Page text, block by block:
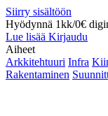
Siirry sisältöön
Hyödynnä 1kk/0€
Lue lisää Kirjaudu
Aiheet
Arkkitehtuuri Infra
Rakentaminen